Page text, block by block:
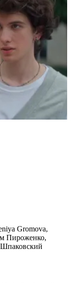
Gromova,
Пироженко,